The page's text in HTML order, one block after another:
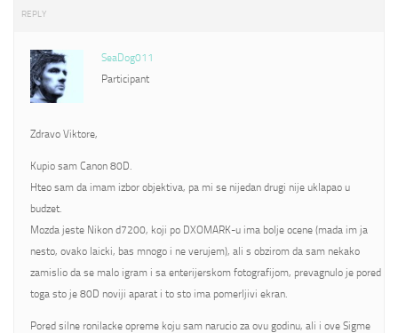
REPLY
SeaDog011
Participant
Zdravo Viktore,
Kupio sam Canon 80D.
Hteo sam da imam izbor objektiva, pa mi se nijedan drugi nije uklapao u
budzet.
Mozda jeste Nikon d7200, koji po DXOMARK-u ima bolje ocene (mada im ja
nesto, ovako laicki, bas mnogo i ne verujem), ali s obzirom da sam nekako
zamislio da se malo igram i sa enterijerskom fotografijom, prevagnulo je pored
toga sto je 80D noviji aparat i to sto ima pomerljivi ekran.
Pored silne ronilacke opreme koju sam narucio za ovu godinu, ali i ove Sigme